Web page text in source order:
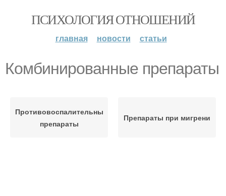
ПСИХОЛОГИЯ ОТНОШЕНИЙ
главная новости статьи
Комбинированные препараты
Противовоспалительные
препараты
Препараты при мигрени